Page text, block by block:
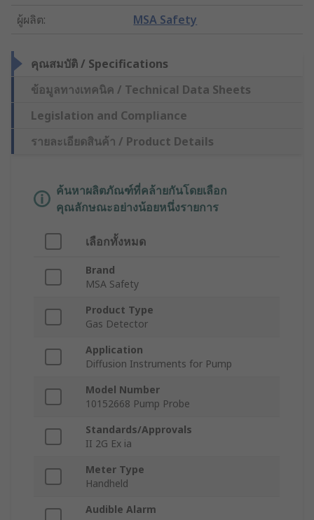
ผู้ผลิต: MSA Safety
คุณสมบัติ / Specifications
ข้อมูลทางเทคนิค / Technical Data Sheets
Legislation and Compliance
รายละเอียดสินค้า / Product Details
ค้นหาผลิตภัณฑ์ที่คล้ายกันโดยเลือก
คุณลักษณะอย่างน้อยหนึ่งรายการ
เลือกทั้งหมด
Brand
MSA Safety
Product Type
Gas Detector
Application
Diffusion Instruments for Pump
Model Number
10152668 Pump Probe
Standards/Approvals
II 2G Ex ia
Meter Type
Handheld
Audible Alarm